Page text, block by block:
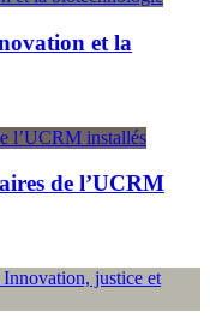
et la
de l’UCRM